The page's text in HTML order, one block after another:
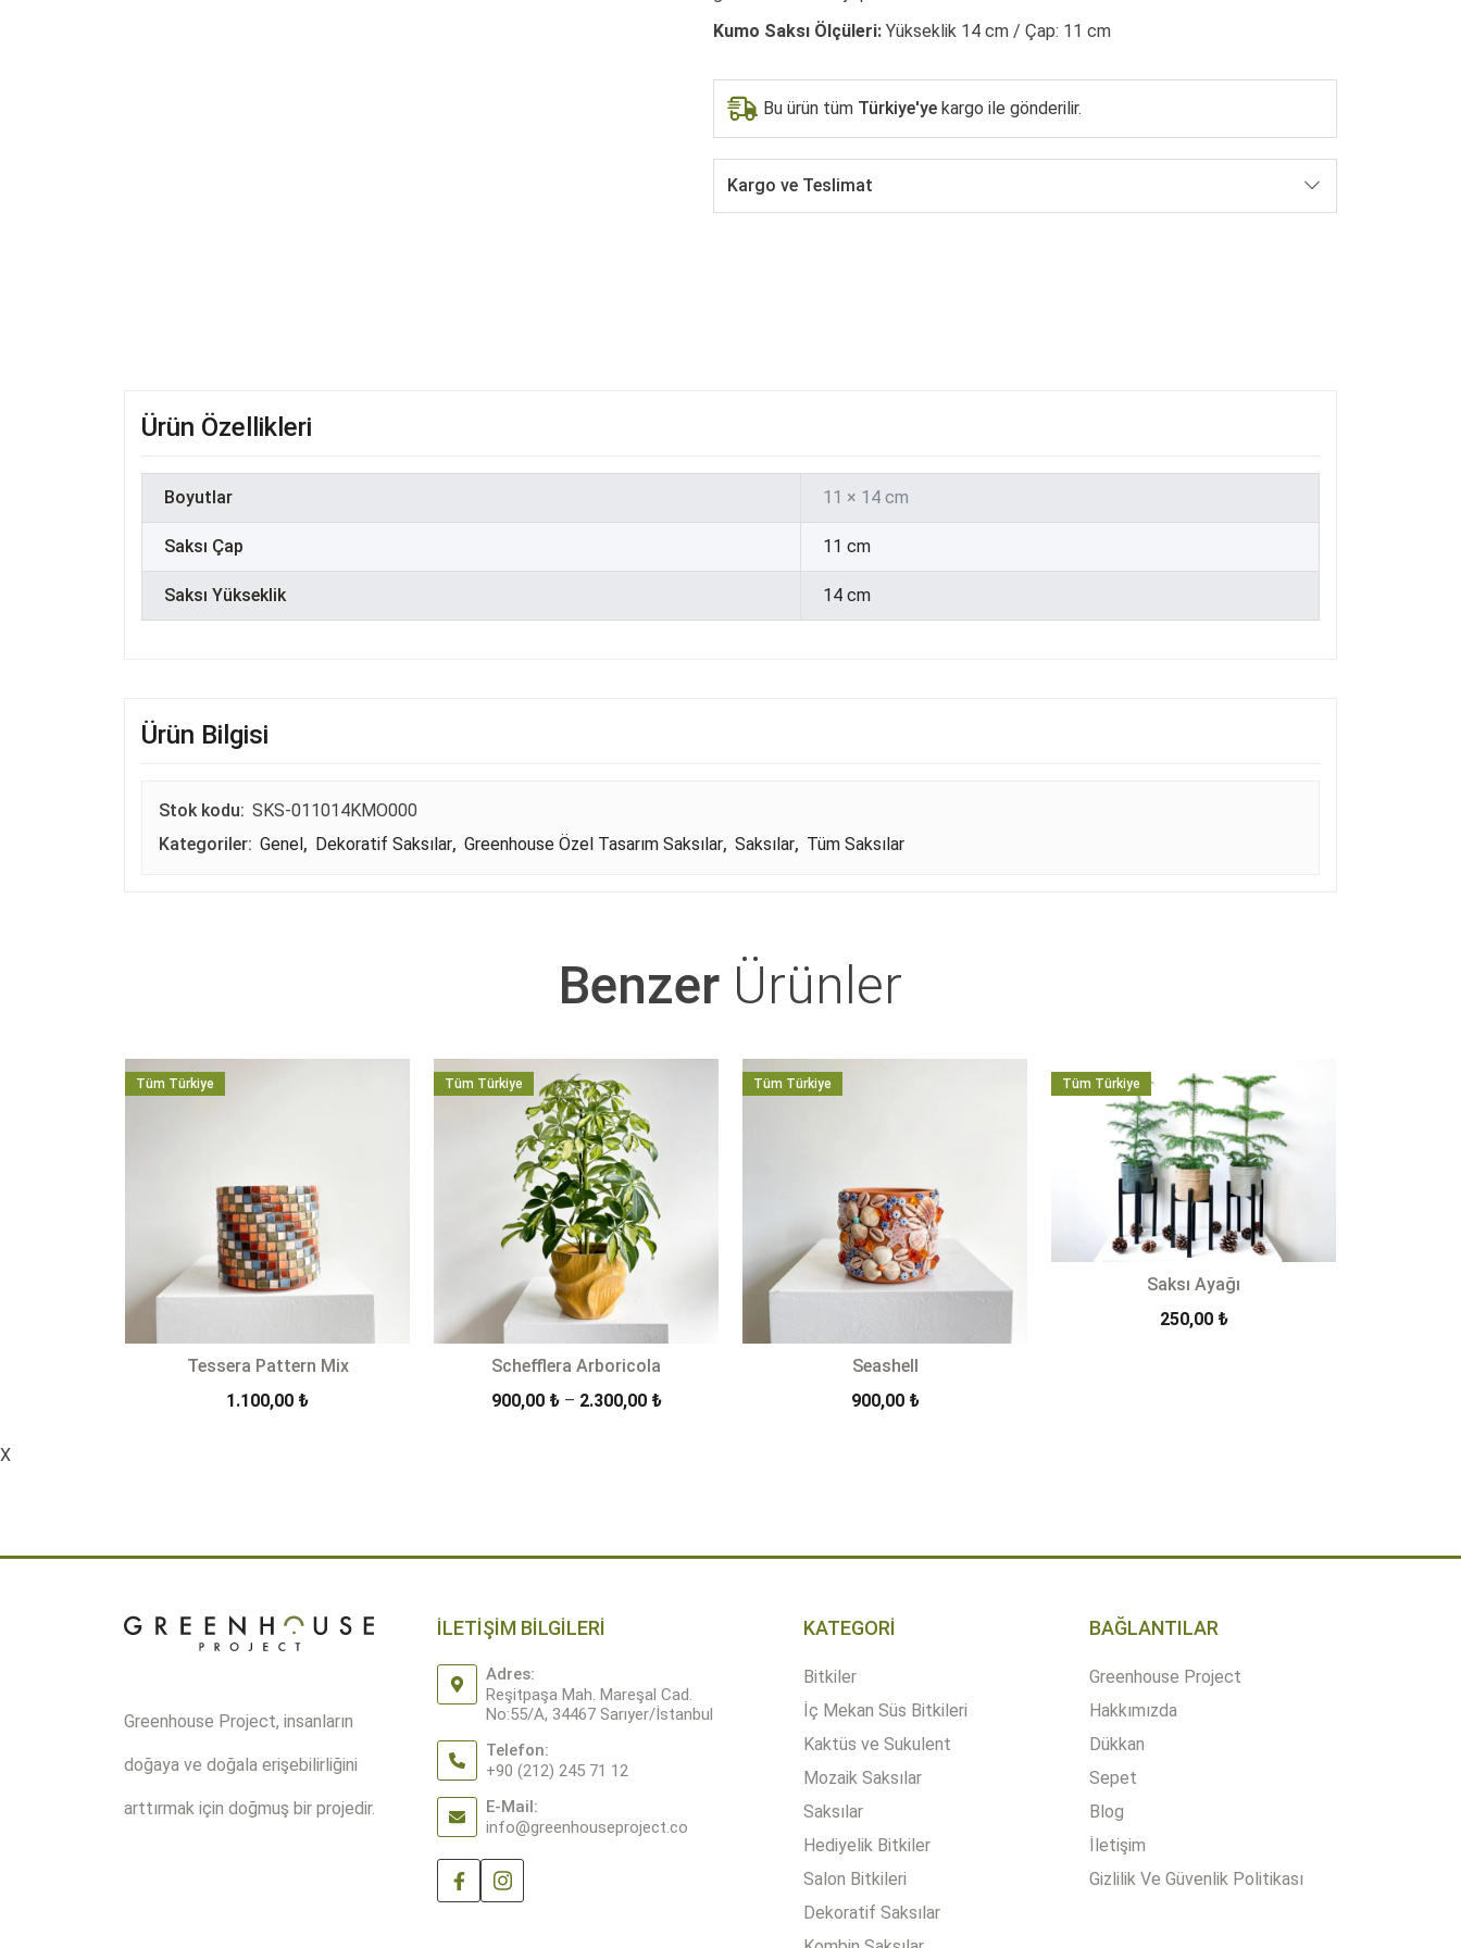
Kumo Saksı Ölçüleri: Yükseklik 14 cm / Çap: 11 cm
Bu ürün tüm Türkiye'ye kargo ile gönderilir.
Kargo ve Teslimat
Ürün Özellikleri
Boyutlar 11 × 14 cm
Saksı Çap 11 cm
Saksı Yükseklik 14 cm
Ürün Bilgisi
Stok kodu: SKS-011014KMO000
Kategoriler: Genel , Dekoratif Saksılar, Greenhouse Özel Tasarım Saksılar, Saksılar, Tüm Saksılar
Benzer Ürünler
Tüm Türkiye
Tessera Pattern Mix
1.100,00 ₺
Tüm Türkiye
Schefflera Arboricola
900,00 ₺ – 2.300,00 ₺Fiyat
Tüm Türkiye
Seashell
900,00 ₺
Tüm Türkiye
Saksı Ayağı
250,00 ₺
X
Greenhouse Project, insanların
doğaya ve doğala erişebilirliğini
arttırmak için doğmuş bir projedir.
İLETİŞİM BİLGİLERİ
Adres:
Reşitpaşa Mah. Mareşal Cad.
No:55/A, 34467 Sarıyer/İstanbul
Telefon:
+90 (212) 245 71 12
E-Mail:
info@greenhouseproject.co
KATEGORİ
Bitkiler
İç Mekan Süs Bitkileri
Kaktüs ve Sukulent
Mozaik Saksılar
Saksılar
Hediyelik Bitkiler
Salon Bitkileri
Dekoratif Saksılar
BAĞLANTILAR
Greenhouse Project
Hakkımızda
Dükkan
Sepet
Blog
İletişim
Gizlilik Ve Güvenlik Politikası